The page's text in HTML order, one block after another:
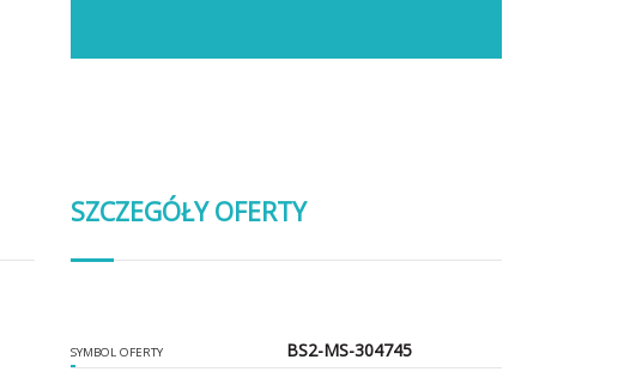
SZCZEGÓŁY OFERTY
SYMBOL OFERTY BS2-MS-304745